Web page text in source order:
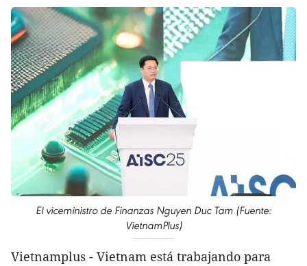
El viceministro de Finanzas Nguyen Duc Tam (Fuente:
VietnamPlus)
Vietnamplus - Vietnam está trabajando para